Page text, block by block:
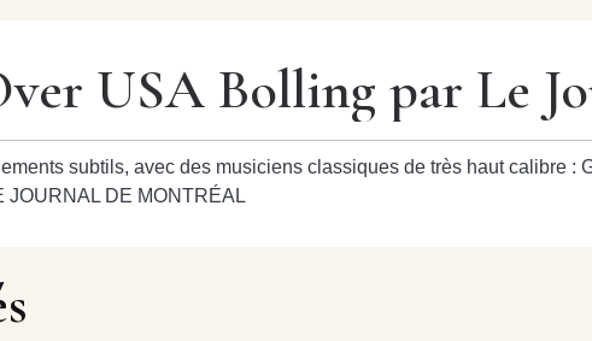
USA Bolling par Le
subtils, avec des musiciens classiques de très haut calibre
JOURNAL DE MONTRÉAL